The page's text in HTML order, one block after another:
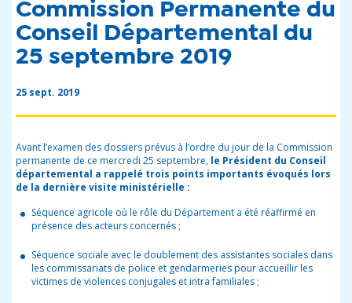
Commission Permanente du
Conseil Départemental du
25 septembre 2019
25 sept. 2019
Avant l’examen des dossiers prévus à l’ordre du jour de la Commission
permanente de ce mercredi 25 septembre, le Président du Conseil
départemental a rappelé trois points importants évoqués lors
de la dernière visite ministérielle :
Séquence agricole où le rôle du Département a été réaffirmé en
présence des acteurs concernés ;
Séquence sociale avec le doublement des assistantes sociales dans
les commissariats de police et gendarmeries pour accueillir les
victimes de violences conjugales et intra familiales ;